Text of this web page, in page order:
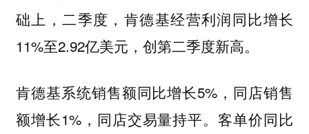
础上，二季度，肯德基经营利润同比增长
11%至2.92亿美元，创第二季度新高。
肯德基系统销售额同比增长5%，同店销售
额增长1%，同店交易量持平。客单价同比